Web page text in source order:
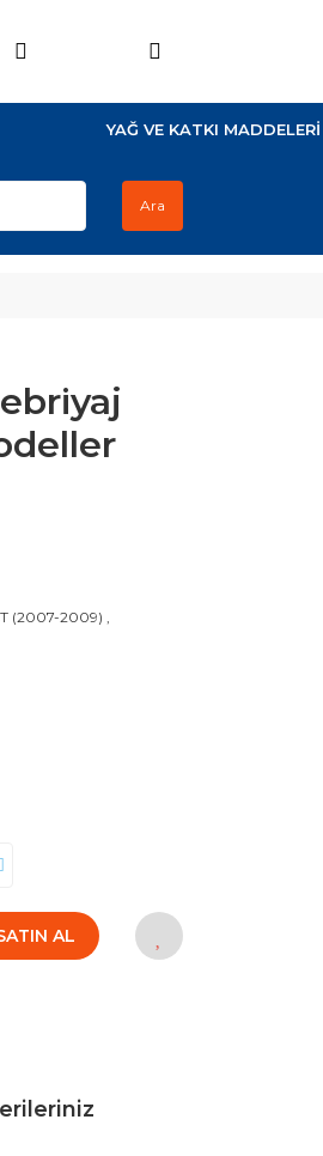
YAĞ VE KATKI MADDELERİ
Ara
(2007-2009) ,
AL